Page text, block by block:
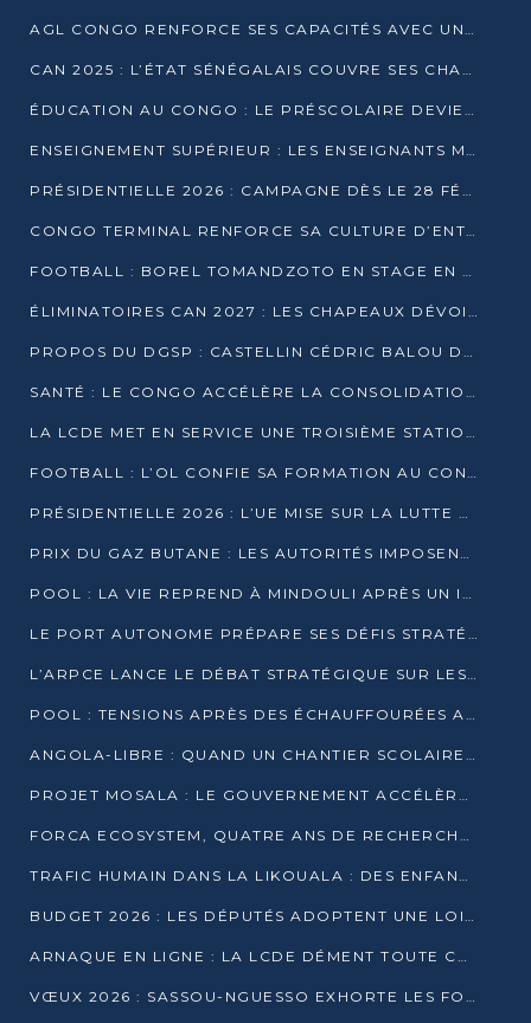
AGL CONGO RENFORCE SES CAPACITÉS AVEC UNE GRUE DE 250 TONNES
CAN 2025 : L’ÉTAT SÉNÉGALAIS COUVRE SES CHAMPIONS D’AFRIQUE DE RÉCOMPENSES EXCEPTIONNELLES
ÉDUCATION AU CONGO : LE PRÉSCOLAIRE DEVIENT OBLIGATOIRE, LE BTS CONSACRÉ DIPLÔME D’ÉTAT
ENSEIGNEMENT SUPÉRIEUR : LES ENSEIGNANTS MAINTIENNENT LA GRÈVE ET EXIGENT UN ACCORD ÉCRIT AVEC L’ÉTAT
PRÉSIDENTIELLE 2026 : CAMPAGNE DÈS LE 28 FÉVRIER, SCRUTIN LES 12 ET 15 MARS
CONGO TERMINAL RENFORCE SA CULTURE D’ENTREPRISE AVEC LE PROGRAMME « WIN TOGETHER »
FOOTBALL : BOREL TOMANDZOTO EN STAGE EN ESPAGNE AVEC POLISSYA FC
ÉLIMINATOIRES CAN 2027 : LES CHAPEAUX DÉVOILÉS, LE CONGO FIXÉ SUR SON SORT
PROPOS DU DGSP : CASTELLIN CÉDRIC BALOU DÉNONCE DES PROPOS INTIMIDANTS
SANTÉ : LE CONGO ACCÉLÈRE LA CONSOLIDATION DE L’OFFRE DE SOINS
LA LCDE MET EN SERVICE UNE TROISIÈME STATION D’EAU POTABLE À MFILOU
FOOTBALL : L’OL CONFIE SA FORMATION AU CONGOLAIS CHRISTIAN BASSILA
PRÉSIDENTIELLE 2026 : L’UE MISE SUR LA LUTTE CONTRE LA DÉSINFORMATION
PRIX DU GAZ BUTANE : LES AUTORITÉS IMPOSENT LE RESPECT DES PRIX RÉGLEMENTÉS
POOL : LA VIE REPREND À MINDOULI APRÈS UN INCIDENT ARMÉ SUR LA RN1
LE PORT AUTONOME PRÉPARE SES DÉFIS STRATÉGIQUES DE 2026
L’ARPCE LANCE LE DÉBAT STRATÉGIQUE SUR LES DONNÉES, L’IA ET LA FINANCE NUMÉRIQUE AU CONGO
POOL : TENSIONS APRÈS DES ÉCHAUFFOURÉES ARMÉES ENTRE DGSP ET EX-MILICIENS NINJA
ANGOLA-LIBRE : QUAND UN CHANTIER SCOLAIRE DEVIENT LE MIROIR D’UN CONGO EN MOUVEMENT
PROJET MOSALA : LE GOUVERNEMENT ACCÉLÈRE L’INSERTION DES JEUNES EN 2026
FORCA ECOSYSTEM, QUATRE ANS DE RECHERCHE DE TERRAIN AVANT UN LANCEMENT OFFICIEL EN 2026
TRAFIC HUMAIN DANS LA LIKOUALA : DES ENFANTS AUTOCHTONES RÉDUITS AU TRAVAIL FORCÉ
BUDGET 2026 : LES DÉPUTÉS ADOPTENT UNE LOI DES FINANCES DE PLUS DE 2500 MILLIARDS FCFA
ARNAQUE EN LIGNE : LA LCDE DÉMENT TOUTE CAMPAGNE DE RECRUTEMENT
VŒUX 2026 : SASSOU-NGUESSO EXHORTE LES FORCES VIVES À RENFORCER L’UNITÉ